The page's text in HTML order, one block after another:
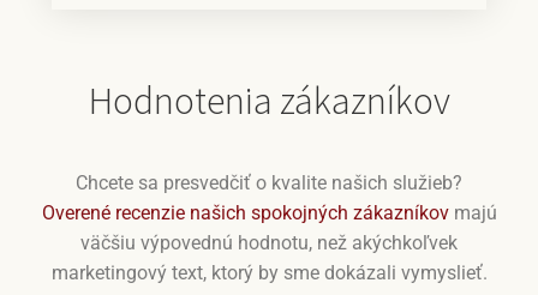
Hodnotenia zákazníkov
Chcete sa presvedčiť o kvalite našich služieb?
Overené recenzie našich spokojných zákazníkovmajú
väčšiu výpovednú hodnotu, než akýchkoľvek
marketingový text, ktorý by sme dokázali vymyslieť.